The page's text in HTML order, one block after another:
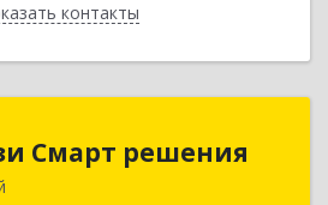
контакты
Назад
Смарт решения
Смарт решения
обл, Каменск-Шахтинский г,